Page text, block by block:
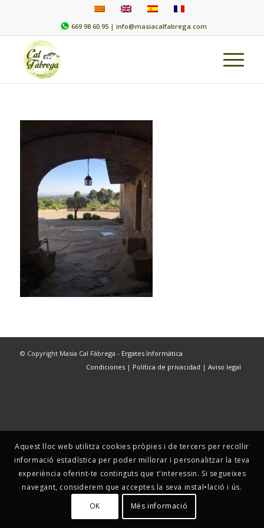
669 98 60 95 |info@masiacalfabrega.com
© Copyright Masia Cal Fàbrega - Ergates Informàtica
Condiciones | Política de privacidad |Aviso legal
Aquest lloc web utilitza cookies pròpies i de tercers per recollir
informació estadística per poder millorar i personalitzar la teva
experiència oferint-te continguts que t'interessin. Si segueixes
navegant, considerem que acceptes la seva instal•lació i ús.
OK
Més informació